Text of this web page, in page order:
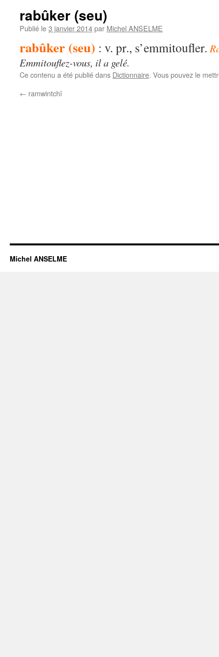
rabûker (seu)
Publié le3 janvier 2014par Michel ANSELME
rabûker (seu) : v. pr., s’emmitoufler.
Emmitouflez-vous, il a gelé.
Ce contenu a été publié dans Dictionnaire. Vous pouvez le
← ramwintchî
Michel ANSELME